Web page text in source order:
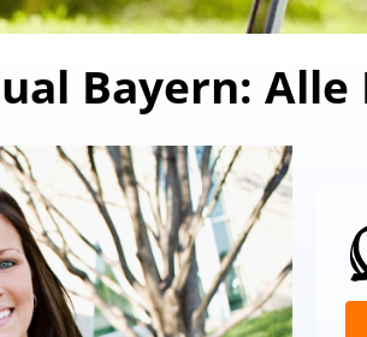
Bayern: Alle